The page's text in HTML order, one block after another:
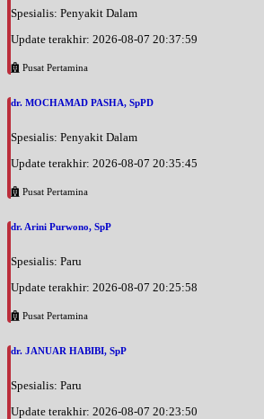
Spesialis: Penyakit Dalam
Update terakhir: 2026-08-07 20:37:59
Pusat Pertamina
dr. MOCHAMAD PASHA, SpPD
Spesialis: Penyakit Dalam
Update terakhir: 2026-08-07 20:35:45
Pusat Pertamina
dr. Arini Purwono, SpP
Spesialis: Paru
Update terakhir: 2026-08-07 20:25:58
Pusat Pertamina
dr. JANUAR HABIBI, SpP
Spesialis: Paru
Update terakhir: 2026-08-07 20:23:50